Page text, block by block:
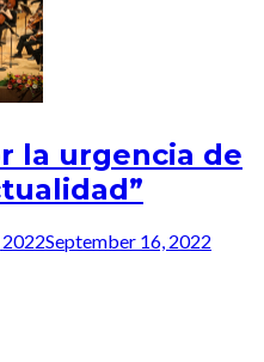
la urgencia de
September 16, 2022